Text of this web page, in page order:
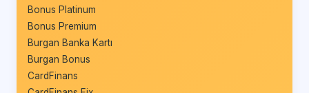
Bonus Platinum
Bonus Premium
Burgan Banka Kartı
Burgan Bonus
CardFinans